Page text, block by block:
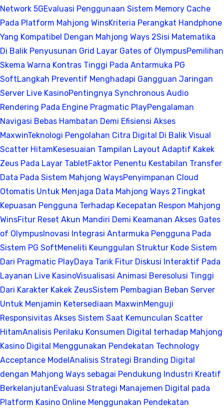
Network 5GEvaluasi Penggunaan Sistem Memory Cache
Pada Platform Mahjong WinsKriteria Perangkat Handphone
Yang Kompatibel Dengan Mahjong Ways 2Sisi Matematika
Di Balik Penyusunan Grid Layar Gates of OlympusPemilihan
Skema Warna Kontras Tinggi Pada Antarmuka PG
SoftLangkah Preventif Menghadapi Gangguan Jaringan
Server Live KasinoPentingnya Synchronous Audio
Rendering Pada Engine Pragmatic PlayPengalaman
Navigasi Bebas Hambatan Demi Efisiensi Akses
MaxwinTeknologi Pengolahan Citra Digital Di Balik Visual
Scatter HitamKesesuaian Tampilan Layout Adaptif Kakek
Zeus Pada Layar TabletFaktor Penentu Kestabilan Transfer
Data Pada Sistem Mahjong WaysPenyimpanan Cloud
Otomatis Untuk Menjaga Data Mahjong Ways 2Tingkat
Kepuasan Pengguna Terhadap Kecepatan Respon Mahjong
WinsFitur Reset Akun Mandiri Demi Keamanan Akses Gates
of OlympusInovasi Integrasi Antarmuka Pengguna Pada
Sistem PG SoftMeneliti Keunggulan Struktur Kode Sistem
Dari Pragmatic PlayDaya Tarik Fitur Diskusi Interaktif Pada
Layanan Live KasinoVisualisasi Animasi Beresolusi Tinggi
Dari Karakter Kakek ZeusSistem Pembagian Beban Server
Untuk Menjamin Ketersediaan MaxwinMenguji
Responsivitas Akses Sistem Saat Kemunculan Scatter
HitamAnalisis Perilaku Konsumen Digital terhadap Mahjong
Kasino Digital Menggunakan Pendekatan Technology
Acceptance ModelAnalisis Strategi Branding Digital
dengan Mahjong Ways sebagai Pendukung Industri Kreatif
BerkelanjutanEvaluasi Strategi Manajemen Digital pada
Platform Kasino Online Menggunakan Pendekatan